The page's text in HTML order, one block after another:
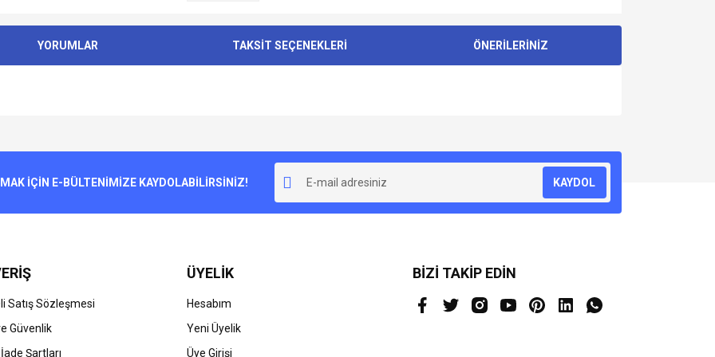
YORUMLAR TAKSİT SEÇENEKLERİ ÖNERİLERİNİZ
İÇİN E-BÜLTENİMİZE KAYDOLABİLİRSİNİZ! KAYDOL
Satış Sözleşmesi
Güvenlik
Şartları
ÜYELİK
Hesabım
Yeni Üyelik
Üye Girişi
BİZİ TAKİP EDİN